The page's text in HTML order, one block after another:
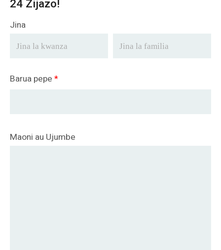
24 Zijazo!
Jina
Barua pepe *
Maoni au Ujumbe